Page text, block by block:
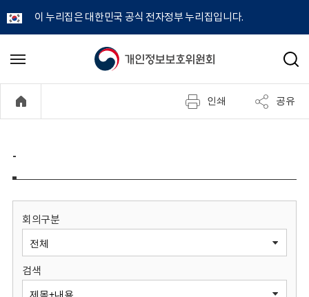
이 누리집은 대한민국 공식 전자정부 누리집입니다.
개
정
보
원
메
기
검
인쇄 공유
-
회의구분
검색